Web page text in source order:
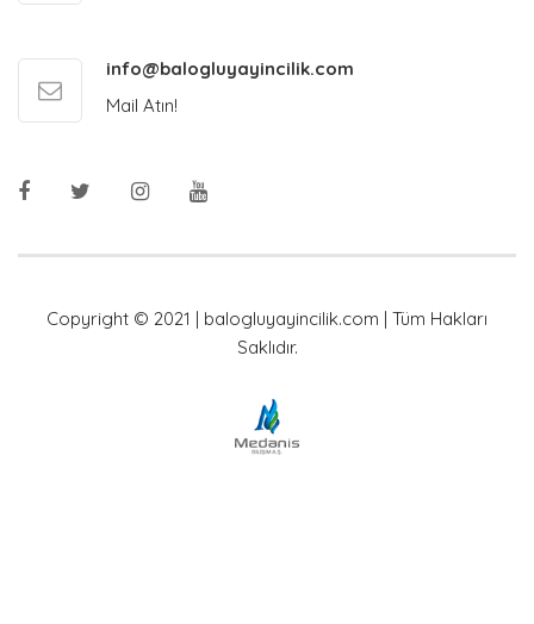
info@balogluyayincilik.com
Mail Atın!
Copyright © 2021 | balogluyayincilik.com | Tüm Hakları
Saklıdır.